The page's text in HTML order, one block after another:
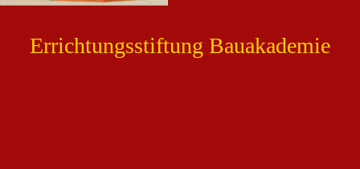
Errichtungsstiftung Bauakademie